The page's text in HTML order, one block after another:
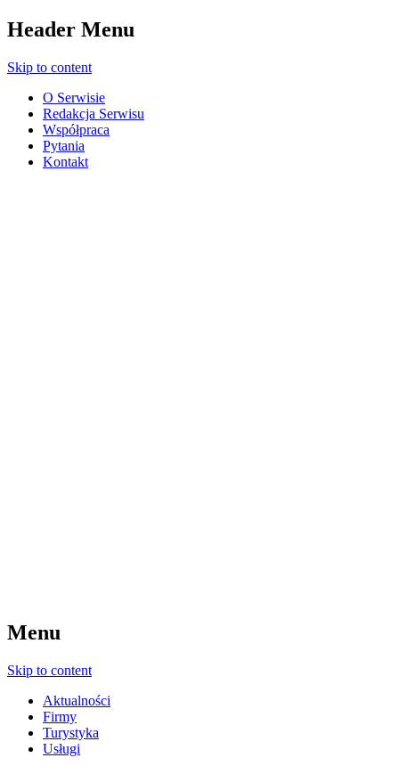
Header Menu
Skip to content
O Serwisie
Redakcja Serwisu
Współpraca
Pytania
Kontakt
Menu
Skip to content
Aktualności
Firmy
Turystyka
Usługi